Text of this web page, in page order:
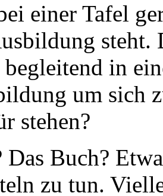
einer Tafel
in
um sich
stehen?
Buch?
zu tun.